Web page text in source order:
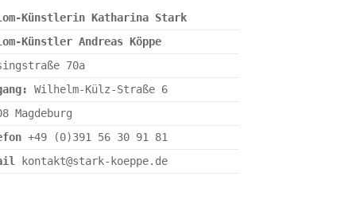
Künstlerin Katharina Stark
Künstler Andreas Köppe
70a
Wilhelm-Külz-Straße 6
Magdeburg
+49 (0)391 56 30 91 81
kontakt@stark-koeppe.de